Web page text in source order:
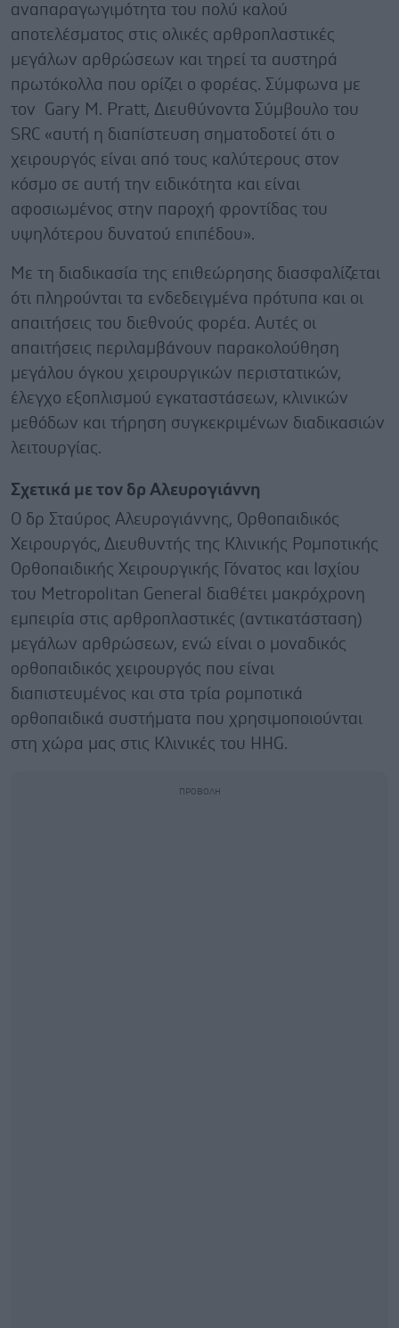
αναπαραγωγιμότητα του πολύ καλού
αποτελέσματος στις ολικές αρθροπλαστικές
μεγάλων αρθρώσεων και τηρεί τα αυστηρά
πρωτόκολλα που ορίζει ο φορέας. Σύμφωνα με
τον Gary M. Pratt, Διευθύνοντα Σύμβουλο του
SRC «αυτή η διαπίστευση σηματοδοτεί ότι ο
χειρουργός είναι από τους καλύτερους στον
κόσμο σε αυτή την ειδικότητα και είναι
αφοσιωμένος στην παροχή φροντίδας του
υψηλότερου δυνατού επιπέδου».
Με τη διαδικασία της επιθεώρησης διασφαλίζεται
ότι πληρούνται τα ενδεδειγμένα πρότυπα και οι
απαιτήσεις του διεθνούς φορέα. Αυτές οι
απαιτήσεις περιλαμβάνουν παρακολούθηση
μεγάλου όγκου χειρουργικών περιστατικών,
έλεγχο εξοπλισμού εγκαταστάσεων, κλινικών
μεθόδων και τήρηση συγκεκριμένων διαδικασιών
λειτουργίας.
Σχετικά με τον δρ Αλευρογιάννη
Ο δρ Σταύρος Αλευρογιάννης, Ορθοπαιδικός
Χειρουργός, Διευθυντής της Κλινικής Ρομποτικής
Ορθοπαιδικής Χειρουργικής Γόνατος και Ισχίου
του Metropolitan General διαθέτει μακρόχρονη
εμπειρία στις αρθροπλαστικές (αντικατάσταση)
μεγάλων αρθρώσεων, ενώ είναι ο μοναδικός
ορθοπαιδικός χειρουργός που είναι
διαπιστευμένος και στα τρία ρομποτικά
ορθοπαιδικά συστήματα που χρησιμοποιούνται
στη χώρα μας στις Κλινικές του HHG.